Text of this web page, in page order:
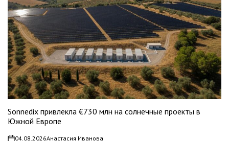
Sonnedix привлекла €730 млн на солнечные проекты в
Южной Европе
04.08.2026Анастасия Иванова